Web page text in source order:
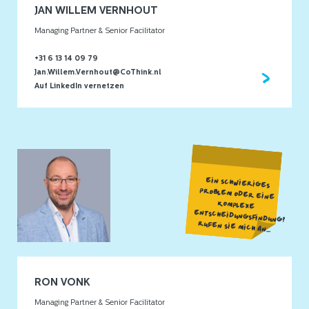
JAN WILLEM VERNHOUT
Managing Partner & Senior Facilitator
+31 6 13 14 09 79
Jan.Willem.Vernhout@CoThink.nl
Auf LinkedIn vernetzen
RON VONK
Managing Partner & Senior Facilitator
EIN SCHWIERIGES
PROBLEM ODER EINE
KOMPLEXE
ENTSCHEIDUNGSFINDUNG?
RUFEN SIE MICH AN...